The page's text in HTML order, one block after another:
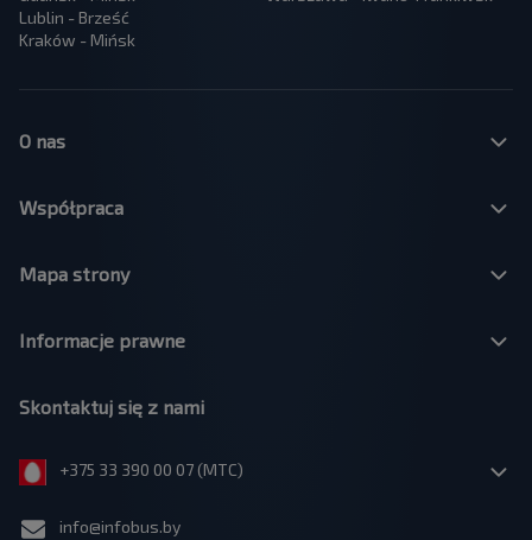
Lublin - Brześć
Kraków - Mińsk
O nas
Współpraca
Mapa strony
Informacje prawne
Skontaktuj się z nami
+375 33 390 00 07 (МТС)
info@infobus.by